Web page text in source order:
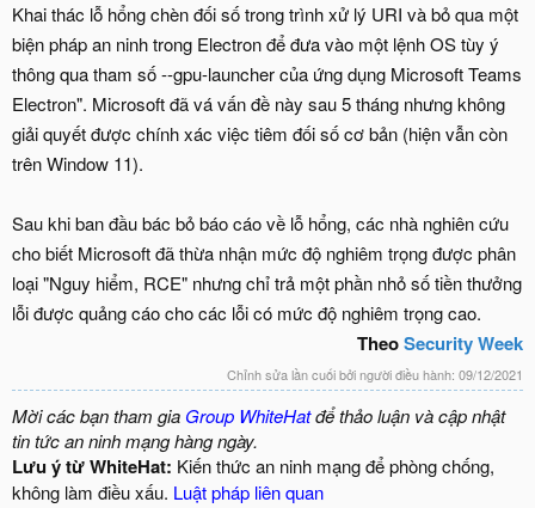
Khai thác lỗ hổng chèn đối số trong trình xử lý URI và bỏ qua một
biện pháp an ninh trong Electron để đưa vào một lệnh OS tùy ý
thông qua tham số --gpu-launcher của ứng dụng Microsoft Teams
Electron". Microsoft đã vá vấn đề này sau 5 tháng nhưng không
giải quyết được chính xác việc tiêm đối số cơ bản (hiện vẫn còn
trên Window 11).
Sau khi ban đầu bác bỏ báo cáo về lỗ hổng, các nhà nghiên cứu
cho biết Microsoft đã thừa nhận mức độ nghiêm trọng được phân
loại "Nguy hiểm, RCE" nhưng chỉ trả một phần nhỏ số tiền thưởng
lỗi được quảng cáo cho các lỗi có mức độ nghiêm trọng cao.
TheoSecurity Week
Chỉnh sửa lần cuối bởi người điều hành: 09/12/2021
Mời các bạn tham gia Group WhiteHatđể thảo luận và cập nhật
tin tức an ninh mạng hàng ngày.
Lưu ý từ WhiteHat: Kiến thức an ninh mạng để phòng chống,
không làm điều xấu. Luật pháp liên quan